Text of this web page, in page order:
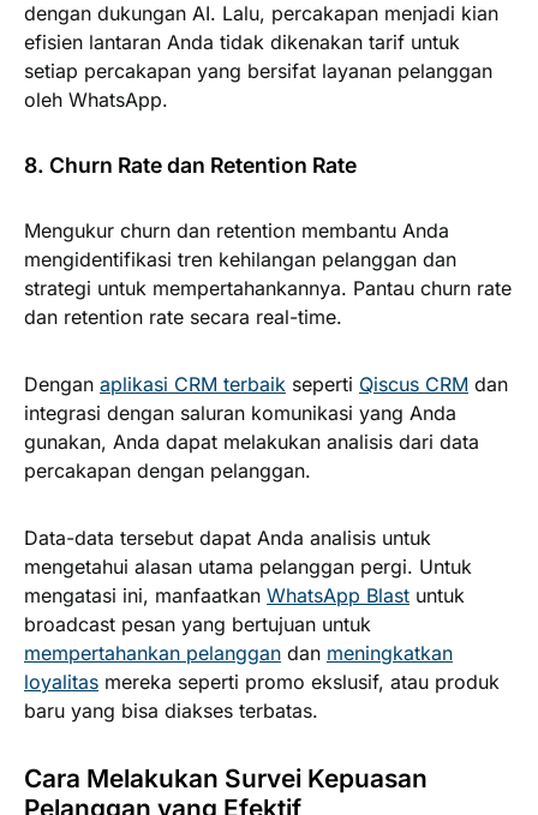
dengan dukungan AI. Lalu, percakapan menjadi kian
efisien lantaran Anda tidak dikenakan tarif untuk
setiap percakapan yang bersifat layanan pelanggan
oleh WhatsApp.
8. Churn Rate dan Retention Rate
Mengukur churn dan retention membantu Anda
mengidentifikasi tren kehilangan pelanggan dan
strategi untuk mempertahankannya. Pantau churn rate
dan retention rate secara real-time.
Dengan aplikasi CRM terbaik seperti Qiscus CRM dan
integrasi dengan saluran komunikasi yang Anda
gunakan, Anda dapat melakukan analisis dari data
percakapan dengan pelanggan.
Data-data tersebut dapat Anda analisis untuk
mengetahui alasan utama pelanggan pergi. Untuk
mengatasi ini, manfaatkan WhatsApp Blast untuk
broadcast pesan yang bertujuan untuk
mempertahankan pelanggan dan meningkatkan
loyalitas mereka seperti promo ekslusif, atau produk
baru yang bisa diakses terbatas.
Cara Melakukan Survei Kepuasan
Pelanggan yang Efektif